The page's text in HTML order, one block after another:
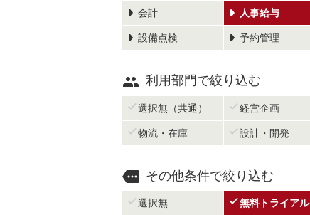
会計 人事給与
設備点検 予約管理
 利用部門で絞り込む
 選択無（共通）  経営企画
 物流・在庫  設計・開発
 その他条件で絞り込む
 選択無 無料トライアル